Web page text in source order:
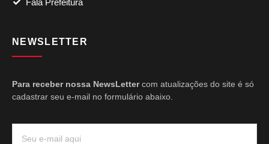
Fala Prefeitura
NEWSLETTER
Para receber nossa NewsLettercom atualizações do site é só
cadastrar seu e-mail no formulário abaixo.